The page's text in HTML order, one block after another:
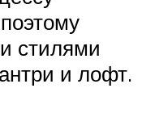
стилями
и лофт.